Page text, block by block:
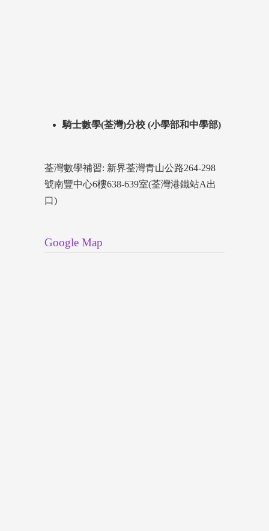
騎士數學(荃灣)分校 (小學部和中學部)
荃灣數學補習: 新界荃灣青山公路264-298
號南豐中心6樓638-639室(荃灣港鐵站A出
口)
Google Map